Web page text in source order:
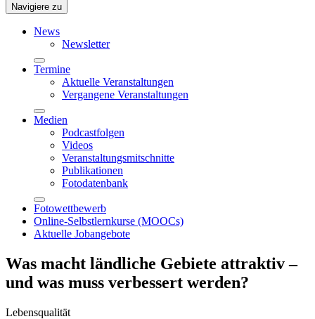
Navigiere zu
News
Newsletter
Termine
Aktuelle Veranstaltungen
Vergangene Veranstaltungen
Medien
Podcastfolgen
Videos
Veranstaltungsmitschnitte
Publikationen
Fotodatenbank
Fotowettbewerb
Online-Selbstlernkurse (MOOCs)
Aktuelle Jobangebote
Was macht ländliche Gebiete attraktiv –
und was muss verbessert werden?
Lebensqualität